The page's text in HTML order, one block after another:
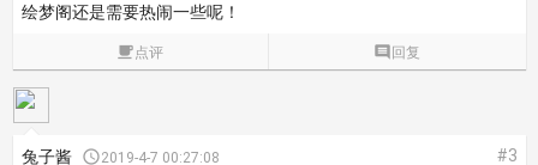
绘梦阁还是需要热闹一些呢！
点评  回复
兔子酱 2019-4-7 00:27:08 #3